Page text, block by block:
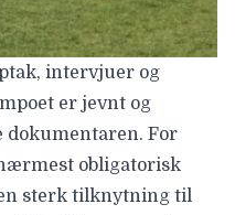
intervjuer og
er jevnt og
dokumentaren. For
obligatorisk
sterk tilknytning til